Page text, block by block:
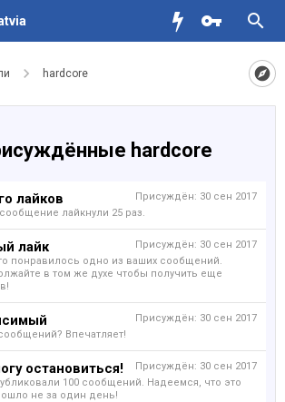
hardcore
hardcore
Присуждён: 30 сен 2017
лайков
лайкнули 25 раз.
Присуждён: 30 сен 2017
лайк
понравилось одно из ваших сообщений.
в том же духе чтобы получить еще
Присуждён: 30 сен 2017
Впечатляет!
Присуждён: 30 сен 2017
остановиться!
100 сообщений. Надеемся, что это
не за один день!